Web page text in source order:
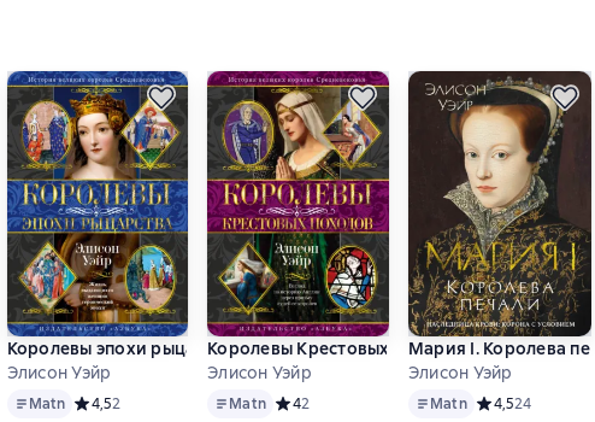
из жизни двора Тюдоров
на основе 13 оценок
Королевы эпохи рыцарства
Элисон Уэйр
MatnMatn Средний рейтинг 4,5 на основе 2 оценок
4,52
Королевы Крестовых походов
Элисон Уэйр
MatnMatn Средний рейтинг 4 на основе 2 оценок
42
Мария I. Королева
Элисон Уэйр
MatnMatn Средний
4,524